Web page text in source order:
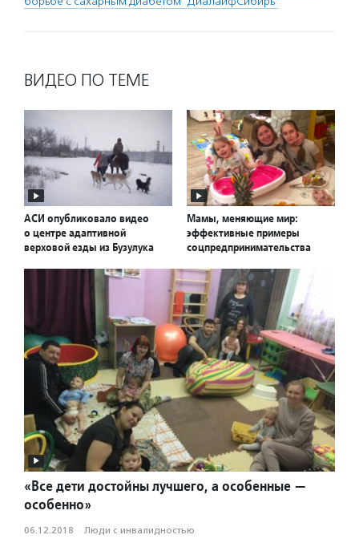
ВИДЕО ПО ТЕМЕ
АСИ опубликовало видео
о центре адаптивной
верховой езды из Бузулука
Мамы, меняющие мир:
эффективные примеры
соцпредпринимательства
«Все дети достойны лучшего, а особенные —
особенно»
06.12.2018 · Люди с инвалидностью